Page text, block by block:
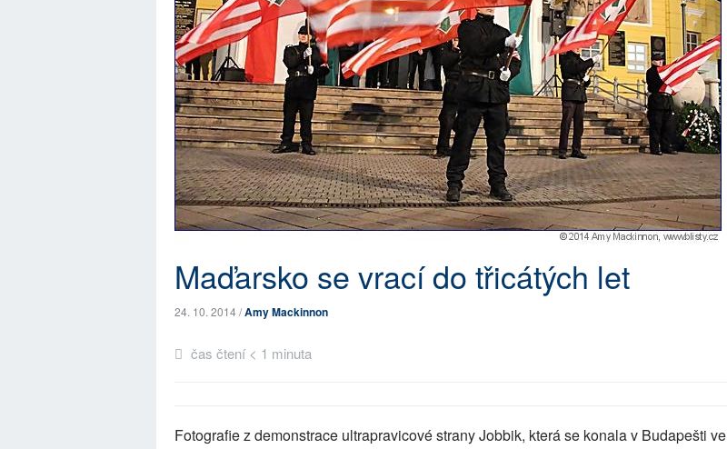
Maďarsko se vrací do třicátých let
24. 10. 2014 /Amy Mackinnon
čas čtení < 1 minuta
Fotografie z demonstrace ultrapravicové strany Jobbik, která se konala v Budapešti ve